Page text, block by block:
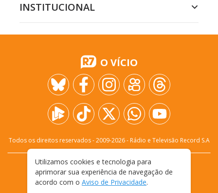
INSTITUCIONAL
O VÍCIO
Todos os direitos reservados - 2009-2026- Rádio e Televisão Record S.A
FALE CONOSCO
PRIVACIDADE
TERMOS E CONDIÇÕES DE USO
Utilizamos cookies e tecnologia para
aprimorar sua experiência de navegação de
acordo com o Aviso de Privacidade.